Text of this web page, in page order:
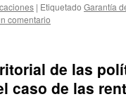
| Etiquetado Garantía
comentario
de las
caso de las